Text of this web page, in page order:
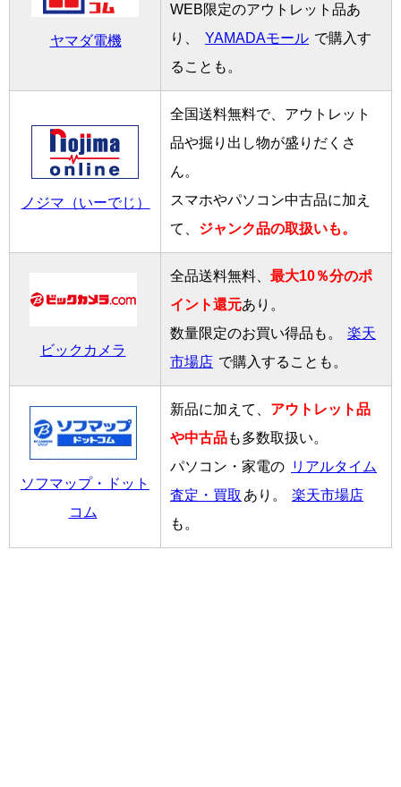
ヤマダ電機
WEB限定のアウトレット品あ
り、
YAMADAモール で購入す
ることも。
ノジマ（いーでじ）
全国送料無料で、アウトレット
品や掘り出し物が盛りだくさ
ん。
スマホやパソコン中古品に加え
て、 ジャンク品の取扱いも。
ビックカメラ
全品送料無料、 最大10％分のポ
イント還元あり。
数量限定のお買い得品も。
楽天
市場店 で購入することも。
ソフマップ・ドット
コム
新品に加えて、 アウトレット品
や中古品も多数取扱い。
パソコン・家電の リアルタイム
査定・買取 あり。
楽天市場店
も。